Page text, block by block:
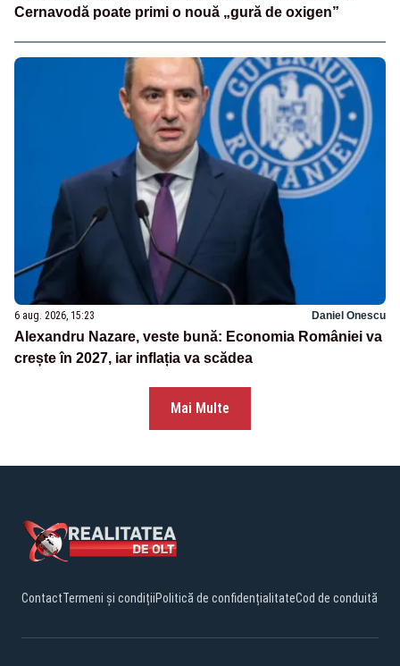
Cernavodă poate primi o nouă „gură de oxigen”
6 aug. 2026, 15:23 Daniel Onescu
Alexandru Nazare, veste bună: Economia României va
crește în 2027, iar inflația va scădea
Mai Multe
ContactTermeni și condițiiPolitică de confidențialitateCod de conduită